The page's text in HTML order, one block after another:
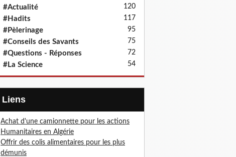
#Actualité 120
#Hadits 117
#Pèlerinage 95
#Conseils des Savants 75
#Questions - Réponses 72
#La Science 54
Liens
Achat d'une camionnette pour les actions
Humanitaires en Algérie
Offrir des colis alimentaires pour les plus
démunis